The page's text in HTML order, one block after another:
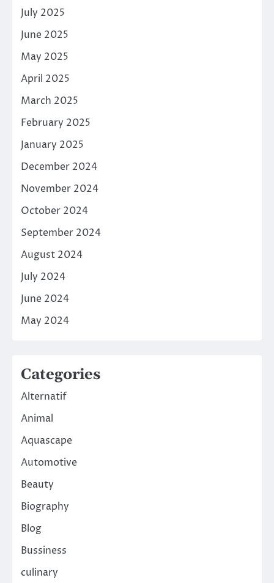
July 2025
June 2025
May 2025
April 2025
March 2025
February 2025
January 2025
December 2024
November 2024
October 2024
September 2024
August 2024
July 2024
June 2024
May 2024
Categories
Alternatif
Animal
Aquascape
Automotive
Beauty
Biography
Blog
Bussiness
culinary